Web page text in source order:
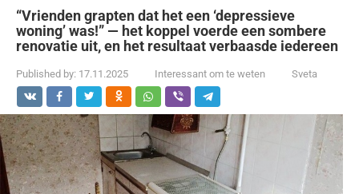
“Vrienden grapten dat het een ‘depressieve
woning’ was!” — het koppel voerde een sombere
renovatie uit, en het resultaat verbaasde iedereen
Published by: 17.11.2025 Interessant om te weten Sveta